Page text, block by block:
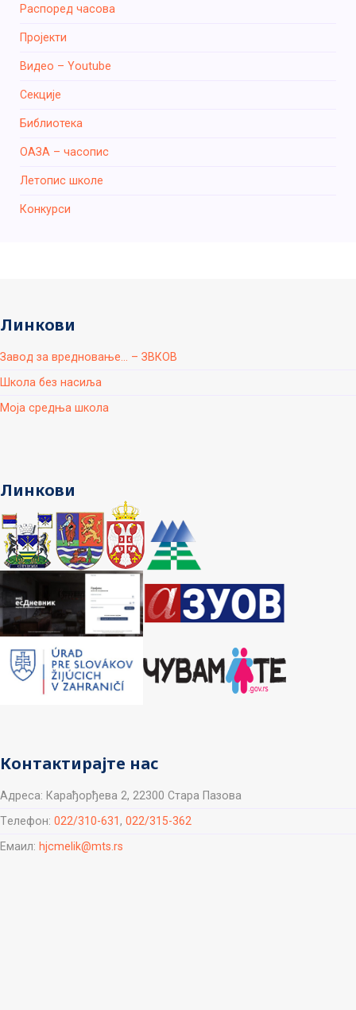
Распоред часова
Пројекти
Видео – Youtube
Секције
Библиотека
ОАЗА – часопис
Летопис школе
Конкурси
Линкови
Завод за вредновање... – ЗВКОВ
Школа без насиља
Моја средња школа
Линкови
Контактирајте нас
Aдреса: Карађорђева 2, 22300 Стара Пазова
Tелефон: 022/310-631, 022/315-362
Емаил: hjcmelik@mts.rs